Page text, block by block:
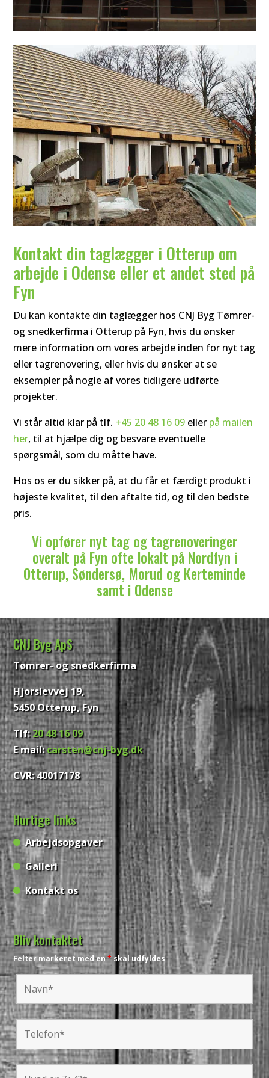
Kontakt din taglægger i Otterup om
arbejde i Odense eller et andet sted på
Fyn
Du kan kontakte din taglægger hos CNJ Byg Tømrer-
og snedkerfirma i Otterup på Fyn, hvis du ønsker
mere information om vores arbejde inden for nyt tag
eller tagrenovering, eller hvis du ønsker at se
eksempler på nogle af vores tidligere udførte
projekter.
Vi står altid klar på tlf. +45 20 48 16 09 eller på mailen
her, til at hjælpe dig og besvare eventuelle
spørgsmål, som du måtte have.
Hos os er du sikker på, at du får et færdigt produkt i
højeste kvalitet, til den aftalte tid, og til den bedste
pris.
Vi opfører nyt tag og tagrenoveringer
overalt på Fyn ofte lokalt på Nordfyn i
Otterup, Søndersø, Morud og Kerteminde
samt i Odense
CNJ Byg ApS
Tømrer- og snedkerfirma
Hjorslevvej 19,
5450 Otterup, Fyn
Tlf:20 48 16 09
E mail:carsten@cnj-byg.dk
CVR: 40017178
Hurtige links
Arbejdsopgaver
Galleri
Kontakt os
Bliv kontaktet
Felter markeret med en* skal udfyldes